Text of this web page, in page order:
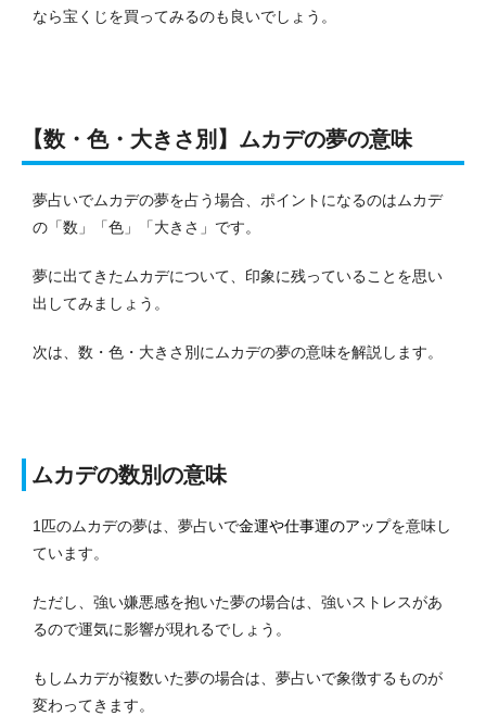
なら宝くじを買ってみるのも良いでしょう。
【数・色・大きさ別】ムカデの夢の意味
夢占いでムカデの夢を占う場合、ポイントになるのはムカデ
の「数」「色」「大きさ」です。
夢に出てきたムカデについて、印象に残っていることを思い
出してみましょう。
次は、数・色・大きさ別にムカデの夢の意味を解説します。
ムカデの数別の意味
1匹のムカデの夢は、夢占いで金運や仕事運のアップを意味し
ています。
ただし、強い嫌悪感を抱いた夢の場合は、強いストレスがあ
るので運気に影響が現れるでしょう。
もしムカデが複数いた夢の場合は、夢占いで象徴するものが
変わってきます。